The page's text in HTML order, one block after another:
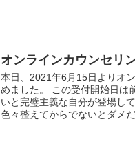
オンラインカウンセリ
本日、2021年6月15日よりオ
めました。 この受付開始日は
いと完璧主義な自分が登場し
色々整えてからでないとダメ